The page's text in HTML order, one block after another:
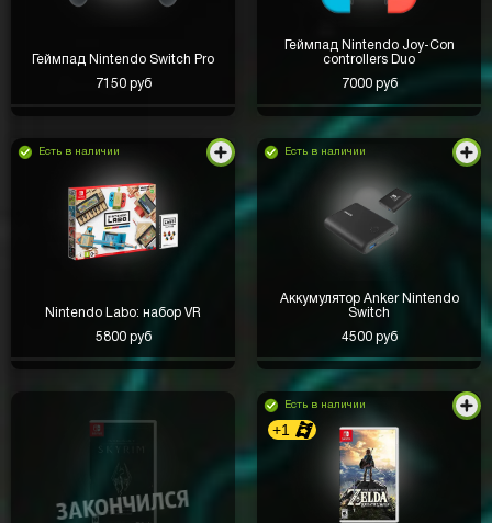
Геймпад Nintendo Switch Pro
7150 руб
Геймпад Nintendo Joy-Con
controllers Duo
7000 руб
Есть в наличии
Nintendo Labo: набор VR
5800 руб
Есть в наличии
Аккумулятор Anker Nintendo
Switch
4500 руб
Есть в наличии
+1